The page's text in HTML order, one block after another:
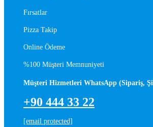
Fırsatlar
Pizza Takip
Online Ödeme
%100 Müşteri Memnuniyeti
Müşteri Hizmetleri WhatsApp (Sipariş,
+90 444 33 22
[email protected]